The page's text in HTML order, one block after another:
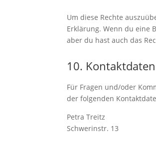
Um diese Rechte
Erklärung. Wenn du eine
aber du hast auch das
10. Kontaktdaten
Für Fragen und/oder
der folgenden
Petra Treitz
Schwerinstr. 13